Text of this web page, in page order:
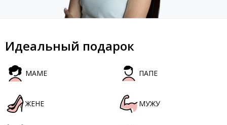
Идеальный подарок
МАМЕ ПАПЕ
ЖЕНЕ МУЖУ